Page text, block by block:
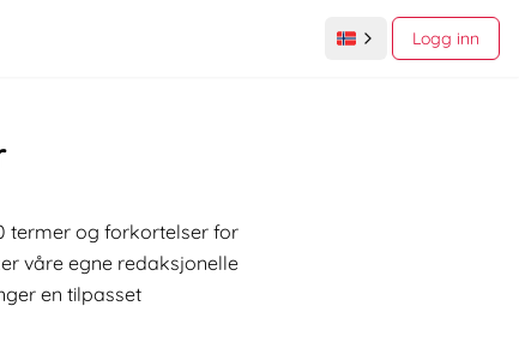
Logg inn
termer og forkortelser for
våre egne redaksjonelle
en tilpasset